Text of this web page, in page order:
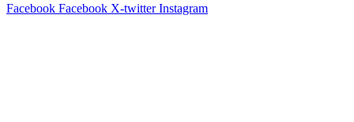
Facebook Facebook X-twitter Instagram